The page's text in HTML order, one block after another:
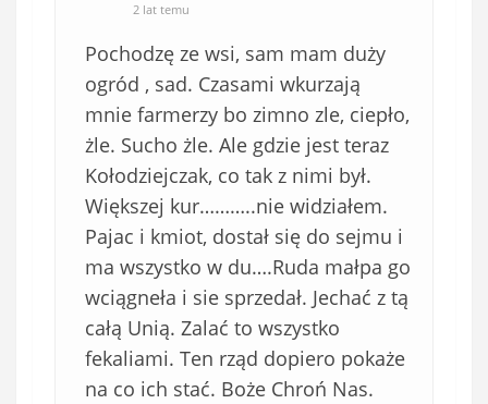
2 lat temu
Pochodzę ze wsi, sam mam duży
ogród , sad. Czasami wkurzają
mnie farmerzy bo zimno zle, ciepło,
żle. Sucho żle. Ale gdzie jest teraz
Kołodziejczak, co tak z nimi był.
Większej kur………..nie widziałem.
Pajac i kmiot, dostał się do sejmu i
ma wszystko w du….Ruda małpa go
wciągneła i sie sprzedał. Jechać z tą
całą Unią. Zalać to wszystko
fekaliami. Ten rząd dopiero pokaże
na co ich stać. Boże Chroń Nas.